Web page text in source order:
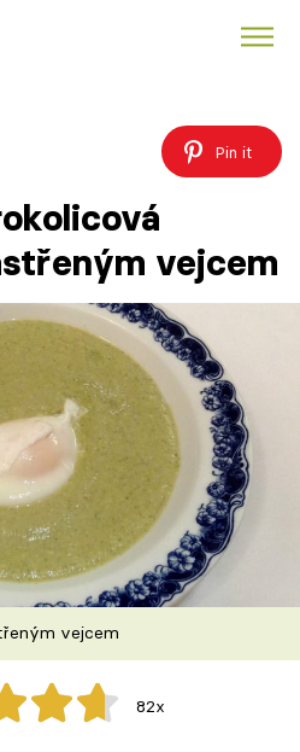
Pin it
vejcem
vejcem
82x